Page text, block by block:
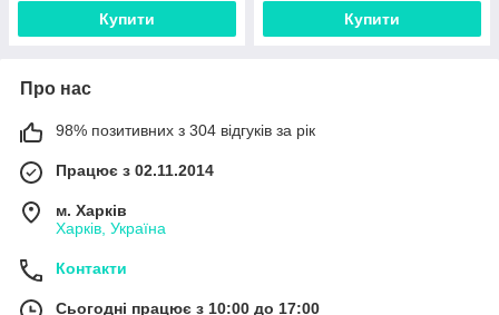
Купити Купити
Про нас
98% позитивних з 304 відгуків за рік
Працює з 02.11.2014
м. Харків
Харків, Україна
Контакти
Сьогодні працює з 10:00 до 17:00